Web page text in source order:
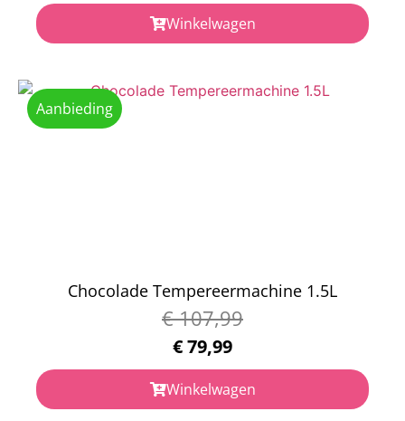
Winkelwagen
Aanbieding
Chocolade Tempereermachine 1.5L
€107,99
€79,99
Winkelwagen